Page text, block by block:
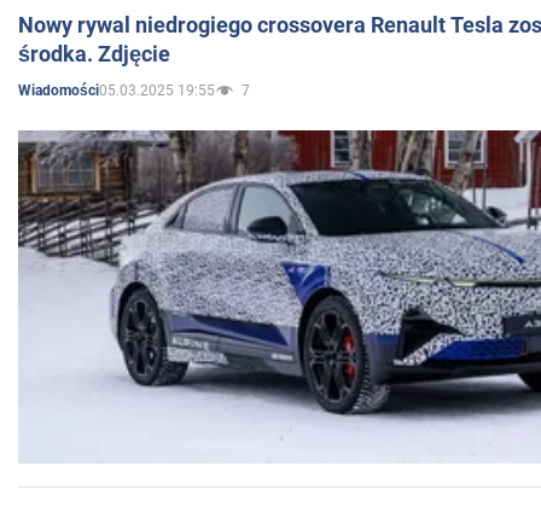
Nowy rywal niedrogiego crossovera Renault Tesla
środka. Zdjęcie
Wiadomości05.03.2025 19:55 7